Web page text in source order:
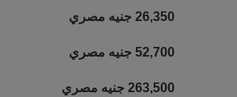
26,350 جنيه مصري
52,700 جنيه مصري
263,500 جنيه مصري